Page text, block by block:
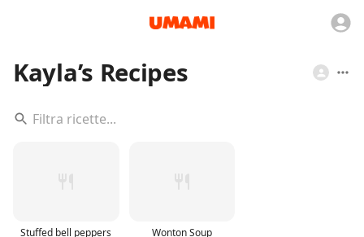
Kayla’s Recipes
Stuffed bell peppers Wonton Soup